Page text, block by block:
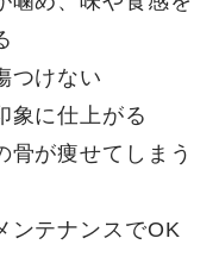
つけない
象に仕上がる
骨が痩せてしまう
ンテナンスでOK